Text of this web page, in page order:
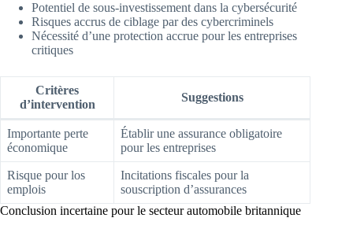
Potentiel de sous-investissement dans la cybersécurité
Risques accrus de ciblage par des cybercriminels
Nécessité d’une protection accrue pour les entreprises
critiques
Critères
d’intervention
Suggestions
Importante perte
économique
Établir une assurance obligatoire
pour les entreprises
Risque pour los
emplois
Incitations fiscales pour la
souscription d’assurances
Conclusion incertaine pour le secteur automobile britannique